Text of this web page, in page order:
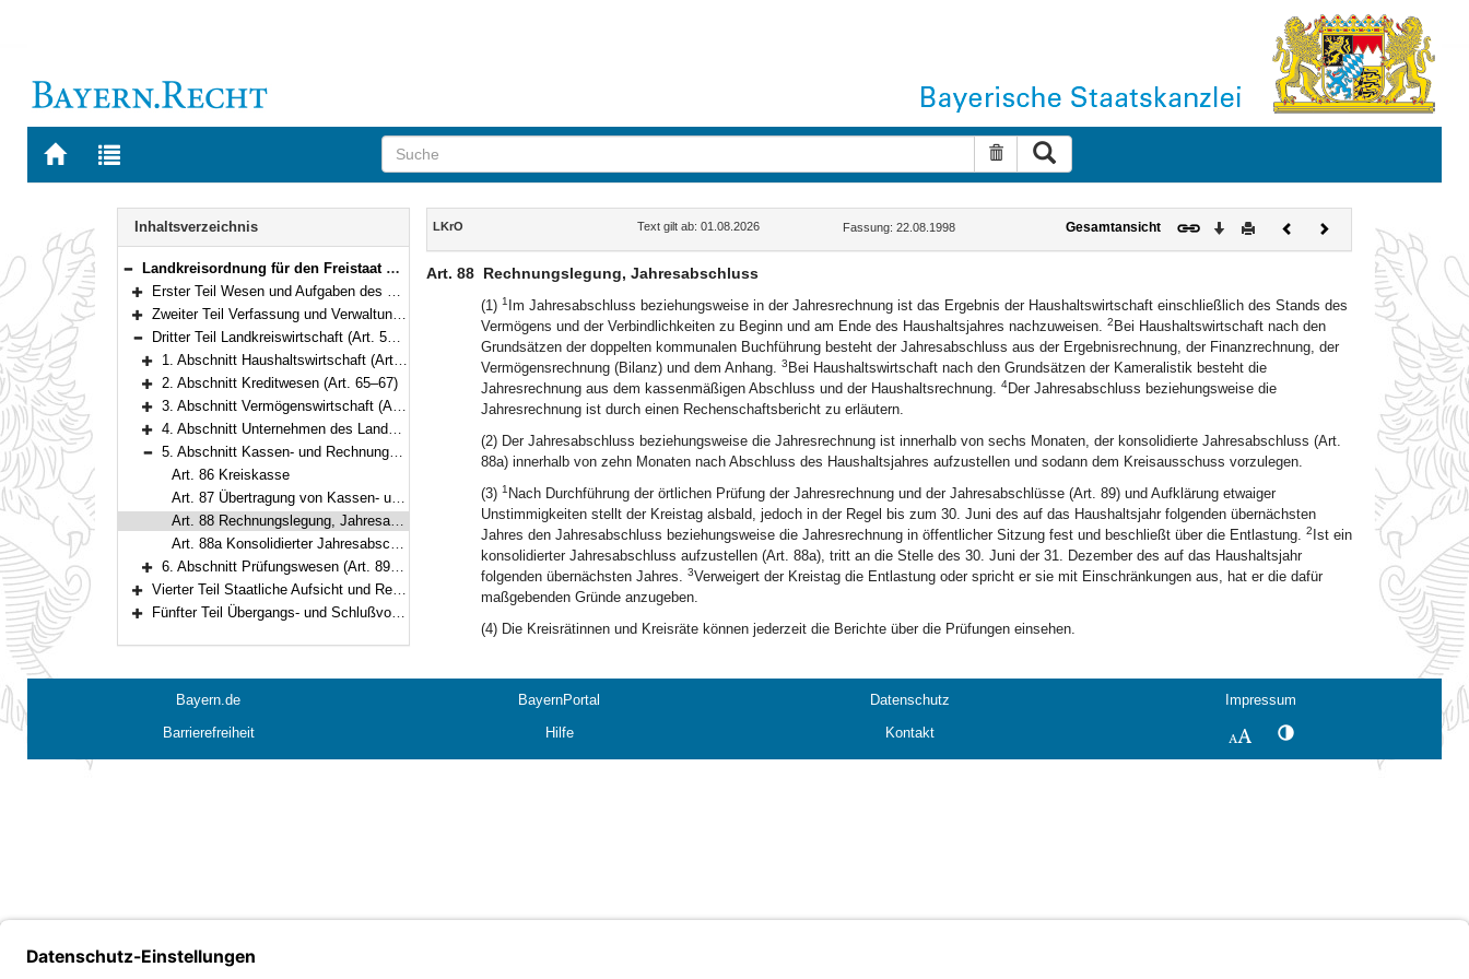
Zur
BAYERN.RECHT
Zur
letzten
Suche zurücksetzen
Navigation
Inhaltsverzeichnis
Bereich reduzieren
Landkreisordnung für den Freistaat Bayern (Landkreisordnung – LKrO) in der Fassung der Bekanntmachung vom 22. August 1998 (GVBl. S. 826) BayRS 2020-3-1-I (Art. 1–108)
Bereich erweitern
Erster Teil Wesen und Aufgaben des Landkreises (Art. 1–21)
Bereich erweitern
Zweiter Teil Verfassung und Verwaltung des Landkreises (Art. 22–54)
Bereich reduzieren
Dritter Teil Landkreiswirtschaft (Art. 55–93)
Bereich erweitern
1. Abschnitt Haushaltswirtschaft (Art. 55–64)
Bereich erweitern
2. Abschnitt Kreditwesen (Art. 65–67)
Bereich erweitern
3. Abschnitt Vermögenswirtschaft (Art. 68–73)
Bereich erweitern
4. Abschnitt Unternehmen des Landkreises (Art. 74–85)
Bereich reduzieren
5. Abschnitt Kassen- und Rechnungswesen (Art. 86–88a)
Art. 86 Kreiskasse
Art. 87 Übertragung von Kassen- und Rechnungsgeschäften
Art. 88 Rechnungslegung, Jahresabschluss
Art. 88a Konsolidierter Jahresabschluss
Bereich erweitern
6. Abschnitt Prüfungswesen (Art. 89–93)
Bereich erweitern
Vierter Teil Staatliche Aufsicht und Rechtsmittel (Art. 94–104)
Fünfter Teil Übergangs- und Schlußvorschriften (Art. 105–108)
Inhalt
LKrO Text gilt ab: 01.08.2026 Fassung: 22.08.1998 Gesamtansicht Download
DruckenVorherigesNächstes
Dokument
Art. 88 Rechnungslegung, Jahresabschluss
(1) 1 Im Jahresabschluss beziehungsweise in der Jahresrechnung ist das Ergebnis der Haushaltswirtschaft einschließlich des Stands des
Vermögens und der Verbindlichkeiten zu Beginn und am Ende des Haushaltsjahres nachzuweisen. 2 Bei Haushaltswirtschaft nach den
Grundsätzen der doppelten kommunalen Buchführung besteht der Jahresabschluss aus der Ergebnisrechnung, der Finanzrechnung, der
Vermögensrechnung (Bilanz) und dem Anhang. 3 Bei Haushaltswirtschaft nach den Grundsätzen der Kameralistik besteht die
Jahresrechnung aus dem kassenmäßigen Abschluss und der Haushaltsrechnung. 4Der Jahresabschluss beziehungsweise die
Jahresrechnung ist durch einen Rechenschaftsbericht zu erläutern.
(2) Der Jahresabschluss beziehungsweise die Jahresrechnung ist innerhalb von sechs Monaten, der konsolidierte Jahresabschluss (Art.
88a) innerhalb von zehn Monaten nach Abschluss des Haushaltsjahres aufzustellen und sodann dem Kreisausschuss vorzulegen.
(3) 1 Nach Durchführung der örtlichen Prüfung der Jahresrechnung und der Jahresabschlüsse (Art. 89) und Aufklärung etwaiger
Unstimmigkeiten stellt der Kreistag alsbald, jedoch in der Regel bis zum 30. Juni des auf das Haushaltsjahr folgenden übernächsten
Jahres den Jahresabschluss beziehungsweise die Jahresrechnung in öffentlicher Sitzung fest und beschließt über die Entlastung. 2 Ist ein
konsolidierter Jahresabschluss aufzustellen (Art. 88a), tritt an die Stelle des 30. Juni der 31. Dezember des auf das Haushaltsjahr
folgenden übernächsten Jahres. 3Verweigert der Kreistag die Entlastung oder spricht er sie mit Einschränkungen aus, hat er die dafür
maßgebenden Gründe anzugeben.
(4) Die Kreisrätinnen und Kreisräte können jederzeit die Berichte über die Prüfungen einsehen.
Bayern.de BayernPortal Datenschutz
Impressum
Barrierefreiheit
Hilfe Kontakt SchriftgrößeKontrastwechsel